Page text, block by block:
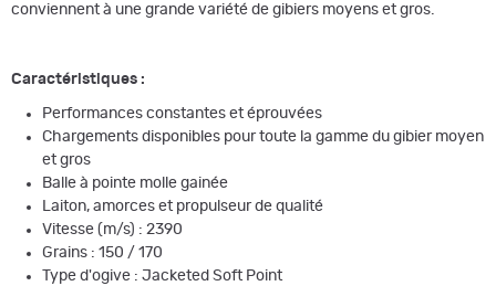
conviennent à une grande variété de gibiers moyens et gros.
Caractéristiques :
Performances constantes et éprouvées
Chargements disponibles pour toute la gamme du gibier moyen
et gros
Balle à pointe molle gainée
Laiton, amorces et propulseur de qualité
Vitesse (m/s) : 2390
Grains : 150 / 170
Type d'ogive : Jacketed Soft Point